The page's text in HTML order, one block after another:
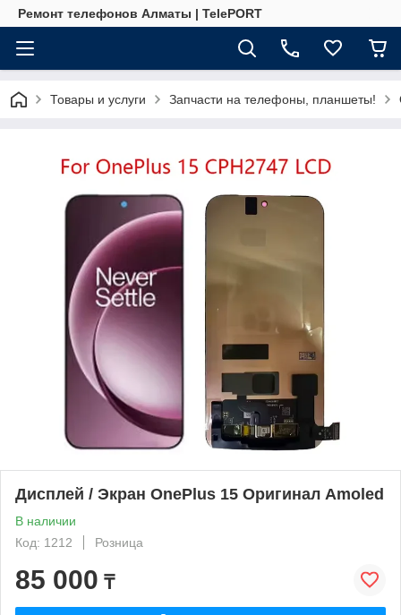
Ремонт телефонов Алматы | TelePORT
Товары и услуги Запчасти на телефоны, планшеты!
Дисплей / Экран OnePlus 15 Оригинал Amoled
В наличии
Код: 1212
Розница
85 000 ₸